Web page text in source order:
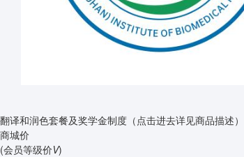
翻译和润色套餐及奖学金制度（点击进去详见商品描述）
商城价
(会员等级价V)